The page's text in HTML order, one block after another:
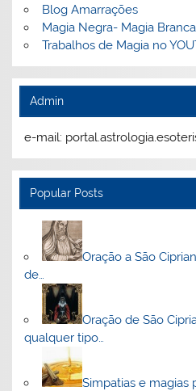
Blog Amarrações
Magia Negra- Magia Branca
Trabalhos de Magia no
Admin
e-mail:
Popular Posts
Oração a São
de…
Oração de São
qualquer tipo…
Simpatias e magias